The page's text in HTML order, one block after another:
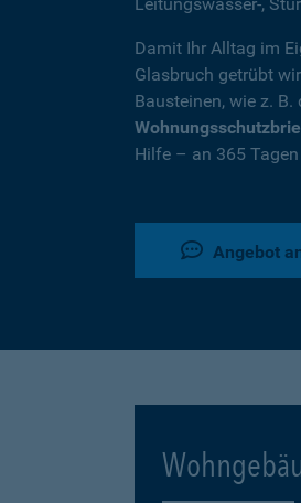
Damit Ihr Alltag im
Glasbruch getrübt
Bausteinen, wie z. B.
Hilfe – an 365
Angebot